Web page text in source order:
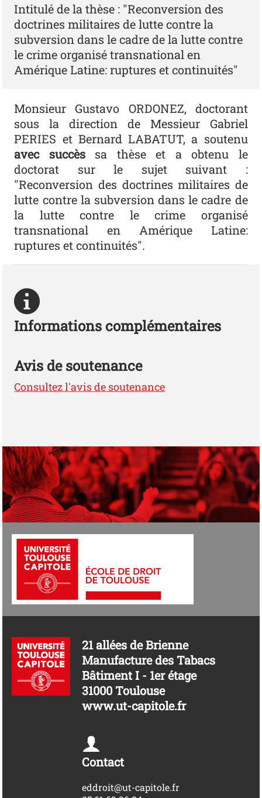
Intitulé de la thèse : "Reconversion des
doctrines militaires de lutte contre la
subversion dans le cadre de la lutte contre
le crime organisé transnational en
Amérique Latine: ruptures et continuités"
Monsieur Gustavo ORDONEZ, doctorant
sous la direction de Messieur Gabriel
PERIES et Bernard LABATUT, a soutenu
avec succèssa thèse et a obtenu le
doctorat sur le sujet suivant :
"Reconversion des doctrines militaires de
lutte contre la subversion dans le cadre de
la lutte contre le crime organisé
transnational en Amérique Latine:
ruptures et continuités".
Informations complémentaires
Avis de soutenance
Consultez l'avis de soutenance
21 allées de Brienne
Manufacture des Tabacs
Bâtiment I - 1er étage
31000 Toulouse
www.ut-capitole.fr
Contact
eddroit@ut-capitole.fr